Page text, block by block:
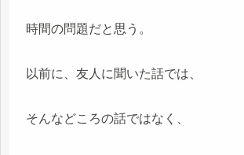
時間の問題だと思う。
以前に、友人に聞いた話では、
そんなどころの話ではなく、